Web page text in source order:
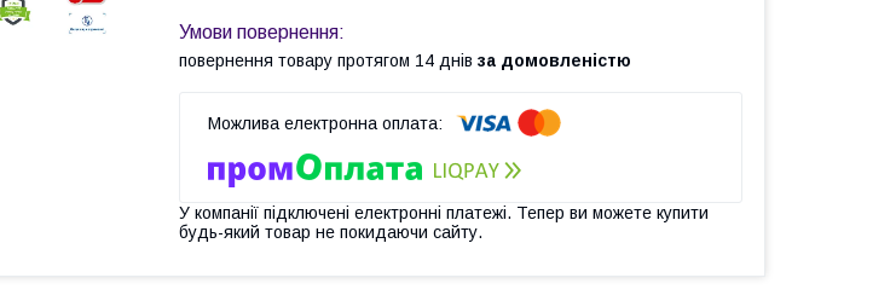
повернення товару протягом 14 днів за домовленістю
У компанії підключені електронні платежі. Тепер ви можете купити
будь-який товар не покидаючи сайту.